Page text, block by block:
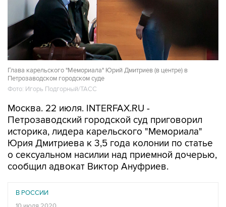
Глава карельского "Мемориала" Юрий Дмитриев (в центре) в
Петрозаводском городском суде
Фото: Игорь Подгорный/ТАСС
Москва. 22 июля. INTERFAX.RU -
Петрозаводский городской суд приговорил
историка, лидера карельского "Мемориала"
Юрия Дмитриева к 3,5 года колонии по статье
о сексуальном насилии над приемной дочерью,
сообщил адвокат Виктор Ануфриев.
В РОССИИ